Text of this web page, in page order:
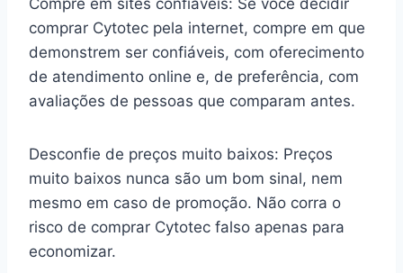
comprar Cytotec pela internet, compre em que
demonstrem ser confiáveis, com oferecimento
de atendimento online e, de preferência, com
avaliações de pessoas que comparam antes.
Desconfie de preços muito baixos: Preços
muito baixos nunca são um bom sinal, nem
mesmo em caso de promoção. Não corra o
risco de comprar Cytotec falso apenas para
economizar.